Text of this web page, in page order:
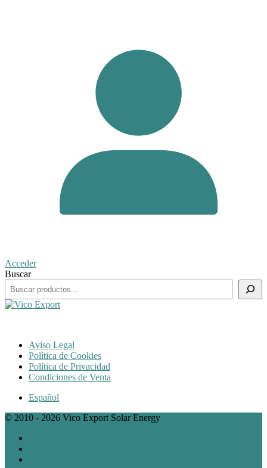
Acceder
Buscar
Aviso Legal
Política de Cookies
Política de Privacidad
Condiciones de Venta
Español
© 2010 - 2026 Vico Export Solar Energy